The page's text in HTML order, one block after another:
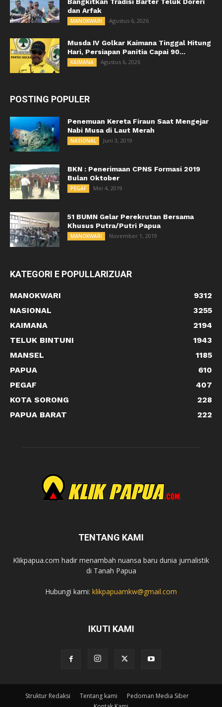
Bangkitkan Tradisi Barter Teluk Doreri
dan Arfak
MANOKWARI Agustus 6, 2026
Musda IV Golkar Kaimana Tinggal Hitung
Hari, Persiapan Panitia Capai 90...
KAIMANA Agustus 6, 2026
POSTING POPULER
Penemuan Kereta Firaun Saat Mengejar
Nabi Musa di Laut Merah
NASIONAL Juni 3, 2019
BKN : Penerimaan CPNS Formasi 2019
Bulan Oktober
PEGAF Mei 4, 2019
51 BUMN Gelar Perekrutan Bersama
Khusus Putra/Putri Papua
MANOKWARI November 1, 2019
KATEGORI E POPULLARIZUAR
MANOKWARI
9312
NASIONAL
3255
KAIMANA
2194
TELUK BINTUNI
1943
MANSEL
1185
PAPUA
610
PEGAF
407
KOTA SORONG
228
PAPUA BARAT
222
TENTANG KAMI
Klikpapua.com hadir menambah nuansa baru dunia jurnalistik
di Tanah Papua
Hubungi kami: klikpapuamkw@gmail.com
IKUTI KAMI
Struktur Redaksi Tentang kami
Pedoman Media Siber